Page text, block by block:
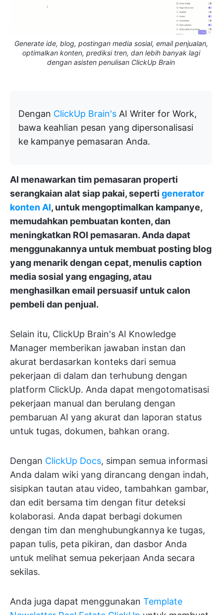
Generate ide, blog, postingan media sosial, email penjualan,
optimalkan konten, prediksi tren, dan lebih banyak lagi
dengan asisten penulisan ClickUp Brain
Dengan ClickUp Brain's AI Writer for Work,
bawa keahlian pesan yang dipersonalisasi
ke kampanye pemasaran Anda.
AI menawarkan tim pemasaran properti
serangkaian alat siap pakai, seperti generator
konten AI, untuk mengoptimalkan kampanye,
memudahkan pembuatan konten, dan
meningkatkan ROI pemasaran. Anda dapat
menggunakannya untuk membuat posting blog
yang menarik dengan cepat, menulis caption
media sosial yang engaging, atau
menghasilkan email persuasif untuk calon
pembeli dan penjual.
Selain itu, ClickUp Brain's AI Knowledge
Manager memberikan jawaban instan dan
akurat berdasarkan konteks dari semua
pekerjaan di dalam dan terhubung dengan
platform ClickUp. Anda dapat mengotomatisasi
pekerjaan manual dan berulang dengan
pembaruan AI yang akurat dan laporan status
untuk tugas, dokumen, bahkan orang.
Dengan ClickUp Docs, simpan semua informasi
Anda dalam wiki yang dirancang dengan indah,
sisipkan tautan atau video, tambahkan gambar,
dan edit bersama tim dengan fitur deteksi
kolaborasi. Anda dapat berbagi dokumen
dengan tim dan menghubungkannya ke tugas,
papan tulis, peta pikiran, dan dasbor Anda
untuk melihat semua pekerjaan Anda secara
sekilas.
Anda juga dapat menggunakan Template